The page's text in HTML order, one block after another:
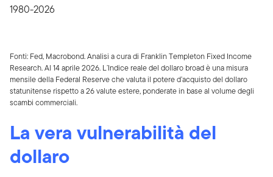
1980-2026
Fonti: Fed, Macrobond. Analisi a cura di Franklin Templeton Fixed Income
Research. Al 14 aprile 2026. L’Indice reale del dollaro broad è una misura
mensile della Federal Reserve che valuta il potere d’acquisto del dollaro
statunitense rispetto a 26 valute estere, ponderate in base al volume degli
scambi commerciali.
La vera vulnerabilità del
dollaro